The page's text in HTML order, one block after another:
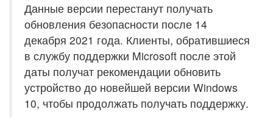
Данные версии перестанут получать
обновления безопасности после 14
декабря 2021 года. Клиенты, обратившиеся
в службу поддержки Microsoft после этой
даты получат рекомендации обновить
устройство до новейшей версии Windows
10, чтобы продолжать получать поддержку.